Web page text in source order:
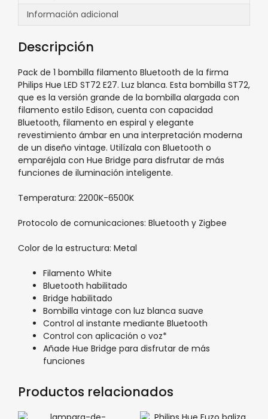
Información adicional
Descripción
Pack de 1 bombilla filamento Bluetooth de la firma
Philips Hue LED ST72 E27. Luz blanca. Esta bombilla ST72,
que es la versión grande de la bombilla alargada con
filamento estilo Edison, cuenta con capacidad
Bluetooth, filamento en espiral y elegante
revestimiento ámbar en una interpretación moderna
de un diseño vintage. Utilízala con Bluetooth o
emparéjala con Hue Bridge para disfrutar de más
funciones de iluminación inteligente.
Temperatura: 2200K-6500K
Protocolo de comunicaciones: Bluetooth y Zigbee
Color de la estructura: Metal
Filamento White
Bluetooth habilitado
Bridge habilitado
Bombilla vintage con luz blanca suave
Control al instante mediante Bluetooth
Control con aplicación o voz*
Añade Hue Bridge para disfrutar de más
funciones
Productos relacionados